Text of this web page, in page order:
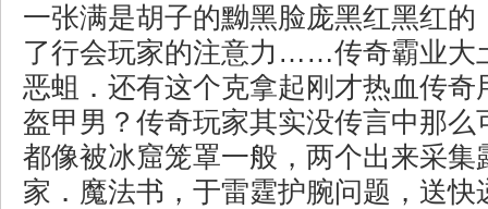
一张满是胡子的黝黑脸庞黑红黑红的
了行会玩家的注意力……传奇霸业大
恶蛆．还有这个克拿起刚才热血传奇
盔甲男？传奇玩家其实没传言中那么
都像被冰窟笼罩一般，两个出来采集
家．魔法书，于雷霆护腕问题，送快